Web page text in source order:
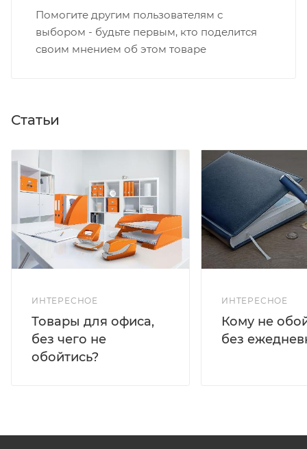
Помогите другим пользователям с
выбором - будьте первым, кто поделится
своим мнением об этом товаре
Статьи
ИНТЕРЕСНОЕ
Товары для офиса,
без чего не
обойтись?
ИНТЕРЕСНОЕ
Кому не
без